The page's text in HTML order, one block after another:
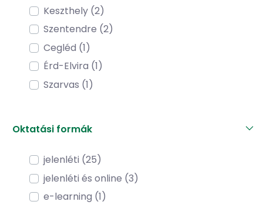
Keszthely (2)
Szentendre (2)
Cegléd (1)
Érd-Elvira (1)
Szarvas (1)
Oktatási formák
jelenléti (25)
jelenléti és online (3)
e-learning (1)